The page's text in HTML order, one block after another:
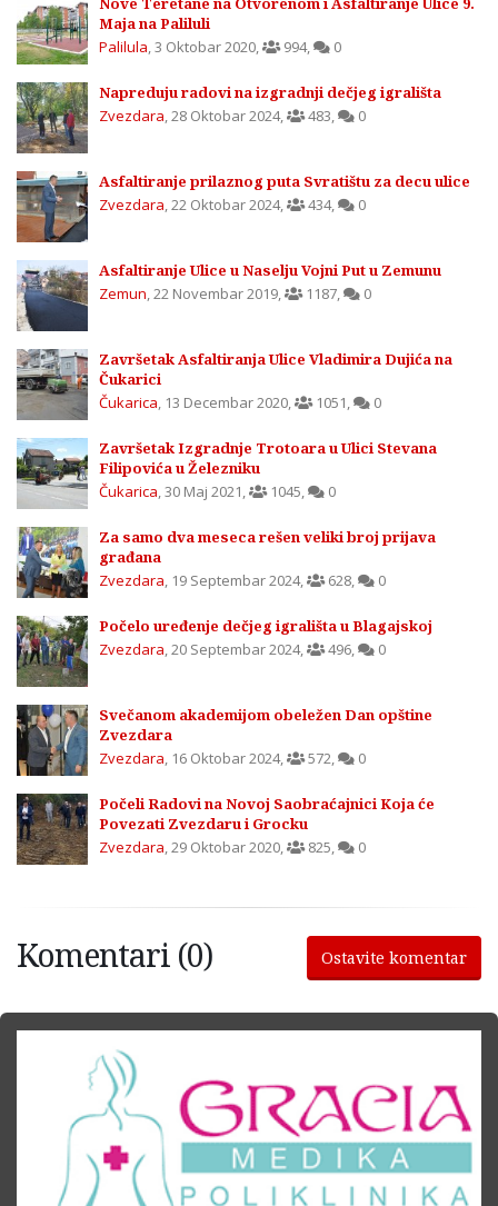
Maja na Paliluli
Palilula,3 Oktobar 2020, 994, 0
Napreduju radovi na izgradnji dečjeg igrališta
Zvezdara,28 Oktobar 2024, 483, 0
Asfaltiranje prilaznog puta Svratištu za decu ulice
Zvezdara,22 Oktobar 2024, 434, 0
Asfaltiranje Ulice u Naselju Vojni Put u Zemunu
Zemun,22 Novembar 2019, 1187, 0
Završetak Asfaltiranja Ulice Vladimira Dujića na
Čukarici
Čukarica, 13 Decembar 2020, 1051, 0
Završetak Izgradnje Trotoara u Ulici Stevana
Filipovića u Železniku
Čukarica,30 Maj 2021, 1045, 0
Za samo dva meseca rešen veliki broj prijava
građana
Zvezdara, 19 Septembar 2024, 628, 0
Počelo uređenje dečjeg igrališta u Blagajskoj
Zvezdara,20 Septembar 2024, 496, 0
Svečanom akademijom obeležen Dan opštine
Zvezdara
Zvezdara, 16 Oktobar 2024, 572, 0
Počeli Radovi na Novoj Saobraćajnici Koja će
Povezati Zvezdaru i Grocku
Zvezdara,29 Oktobar 2020, 825, 0
Komentari (0) Ostavite komentar